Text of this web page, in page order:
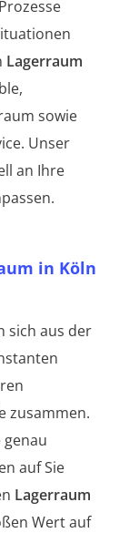
Lagerraum
sowie
Unser
an Ihre
in Köln
sich aus der
zusammen.
auf Sie
Lagerraum
Wert auf